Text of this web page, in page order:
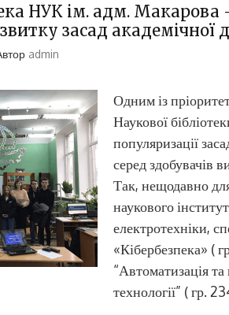
НУК ім. адм.
засад академічної
admin
Одним із
Наукової
популяризації
серед здобувачів
Так, нещодавно
наукового
електротехніки,
«Кібербезпека» (
“Автоматизація
технології” ( гр.